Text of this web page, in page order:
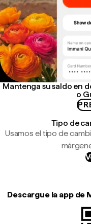
Mantenga su saldo en
o
Tipo de
Usamos el tipo de
Descargue la app de